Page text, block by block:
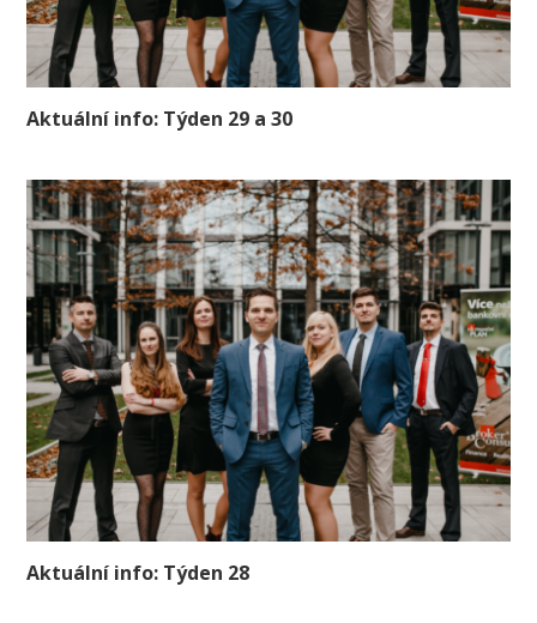
Aktuální info: Týden 29 a 30
Aktuální info: Týden 28